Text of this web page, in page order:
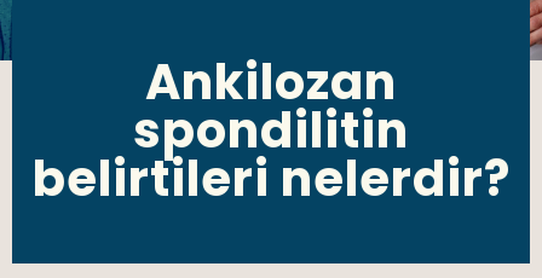
Ankilozan
spondilitin
belirtileri nelerdir?